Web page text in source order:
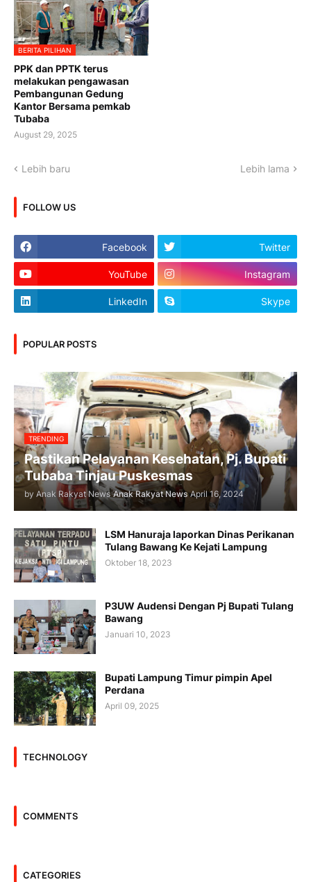
BERITA PILIHAN
PPK dan PPTK terus
melakukan pengawasan
Pembangunan Gedung
Kantor Bersama pemkab
Tubaba
August 29, 2025
Lebih baru Lebih lama
FOLLOW US
Facebook Twitter
YouTube Instagram
LinkedIn Skype
POPULAR POSTS
TRENDING
Pastikan Pelayanan Kesehatan, Pj. Bupati
Tubaba Tinjau Puskesmas
by Anak Rakyat News Anak Rakyat News April 16, 2024
LSM Hanuraja laporkan Dinas Perikanan
Tulang Bawang Ke Kejati Lampung
Oktober 18, 2023
P3UW Audensi Dengan Pj Bupati Tulang
Bawang
Januari 10, 2023
Bupati Lampung Timur pimpin Apel
Perdana
April 09, 2025
TECHNOLOGY
COMMENTS
CATEGORIES